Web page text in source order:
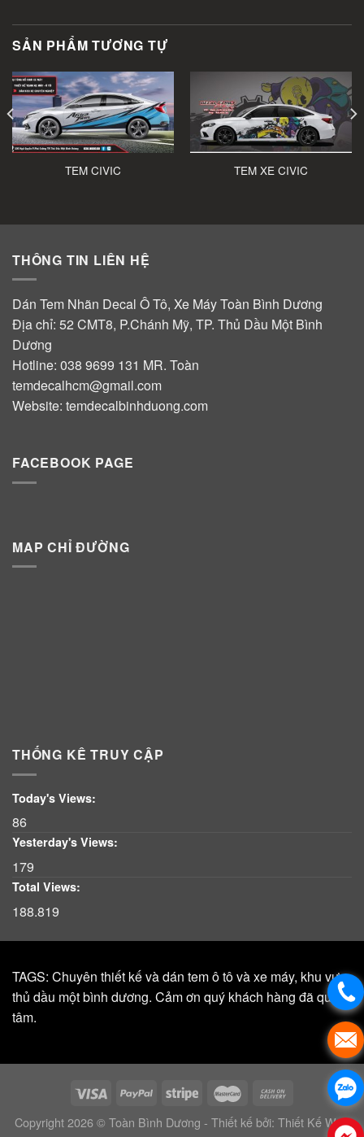
SẢN PHẨM TƯƠNG TỰ
TEM CIVIC TEM XE CIVIC
THÔNG TIN LIÊN HỆ
Dán Tem Nhãn Decal Ô Tô, Xe Máy Toàn Bình Dương
Địa chỉ: 52 CMT8, P.Chánh Mỹ, TP. Thủ Dầu Một Bình
Dương
Hotline: 038 9699 131 MR. Toàn
temdecalhcm@gmail.com
Website: temdecalbinhduong.com
FACEBOOK PAGE
MAP CHỈ ĐƯỜNG
THỐNG KÊ TRUY CẬP
Today's Views:
86
Yesterday's Views:
179
Total Views:
188.819
TAGS: Chuyên thiết kế và dán tem ô tô và xe máy, khu vực,
thủ dầu một bình dương. Cảm ơn quý khách hàng đã quan
tâm.
Copyright 2026 © Toàn Bình Dương - Thiết kế bởi: Thiết Kế Web